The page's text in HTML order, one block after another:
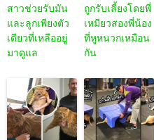
สาวช่วยรับมัน
และลูกเพียงตัว
เดียวที่เหลืออยู่
มาดูแล
ถูกรับเลี้ยงโดยพี่
เหมียวสองพี่น้อง
ที่หูหนวกเหมือน
กัน